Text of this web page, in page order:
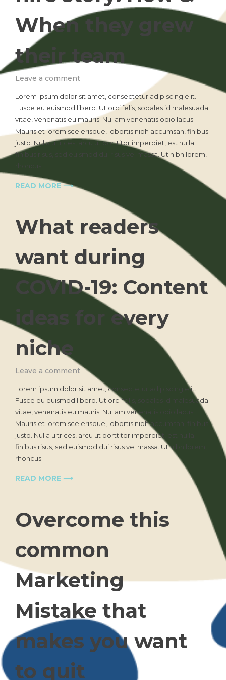
When they grew
their team
Leave a commenton
Entrepreneurs
reveal
their
first
hire
they
team
Lorem ipsum dolor sit amet, consectetur adipiscing elit.
Fusce eu euismod libero. Ut orci felis, sodales id malesuada
vitae, venenatis eu mauris. Nullam venenatis odio lacus.
Mauris et lorem scelerisque, lobortis nibh accumsan, finibus
justo. Nulla ultrices, arcu ut porttitor imperdiet, est nulla
finibus risus, sed euismod dui risus vel massa. Ut nibh lorem,
READ MORE ⟶
What readers
want during
COVID-19: Content
ideas for every
niche
Leave a comment on
What
readers
want
during
COVID-
19:
Content
Lorem ipsum dolor sit amet, consectetur adipiscing elit.
Fusce eu euismod libero. Ut orci felis, sodales id malesuada
vitae, venenatis eu mauris. Nullam venenatis odio lacus.
Mauris et lorem scelerisque, lobortis nibh accumsan, finibus
justo. Nulla ultrices, arcu ut porttitor imperdiet, est nulla
finibus risus, sed euismod dui risus vel massa. Ut nibh lorem,
rhoncus
READ MORE ⟶
Overcome this
common
Marketing
Mistake that
makes you want
to quit